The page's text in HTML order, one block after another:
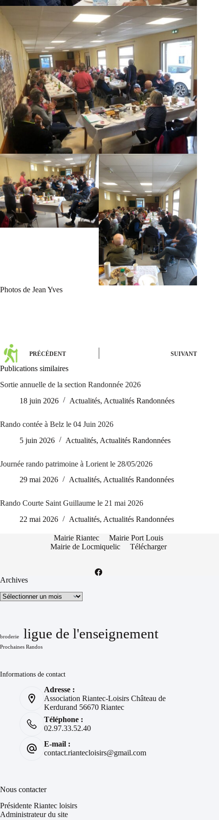
Photos de Jean Yves
PRÉCÉDENT SUIVANT
Publications similaires
Sortie annuelle de la section Randonnée 2026
18 juin 2026
Actualités, Actualités Randonnées
Rando contée à Belz le 04 Juin 2026
5 juin 2026
Actualités, Actualités Randonnées
Journée rando patrimoine à Lorient le 28/05/2026
29 mai 2026
Actualités, Actualités Randonnées
Rando Courte Saint Guillaume le 21 mai 2026
22 mai 2026
Actualités, Actualités Randonnées
Mairie Riantec
Mairie Port Louis
Mairie de Locmiquelic
Télécharger
Archives
Archives
broderie ligue de l'enseignement
Prochaines Randos
Informations de contact
Adresse :
Association Riantec-Loisirs Château de
Kerdurand 56670 Riantec
Téléphone :
02.97.33.52.40
E-mail :
contact.riantecloisirs@gmail.com
Nous contacter
Présidente Riantec loisirs
Administrateur du site